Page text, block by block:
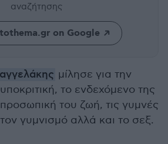
αναζήτησης
on Google
μίλησε για την
το ενδεχόμενο της
του ζωή, τις γυμνές
γυμνισμό αλλά και το σεξ.